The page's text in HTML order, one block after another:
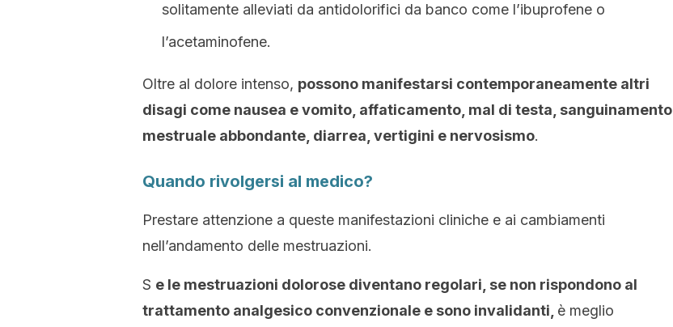
solitamente alleviati da antidolorifici da banco come l’ibuprofene o
l’acetaminofene.
Oltre al dolore intenso, possono manifestarsi contemporaneamente altri
disagi come nausea e vomito, affaticamento, mal di testa, sanguinamento
mestruale abbondante, diarrea, vertigini e nervosismo.
Quando rivolgersi al medico?
Prestare attenzione a queste manifestazioni cliniche e ai cambiamenti
nell’andamento delle mestruazioni.
S e le mestruazioni dolorose diventano regolari, se non rispondono al
trattamento analgesico convenzionale e sono invalidanti, è meglio